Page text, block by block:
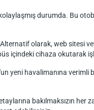
durumda. Bu
olarak, web sitesi
içindeki cihaza okutarak
yeni havalimanına verimli
bakılmaksızın her